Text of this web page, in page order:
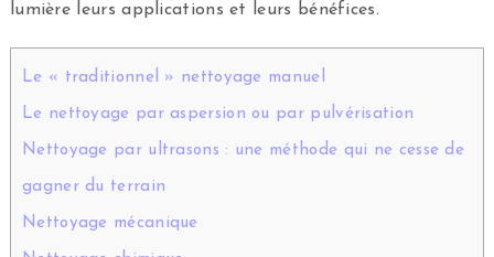
lumière leurs applications et leurs bénéfices.
Le « traditionnel » nettoyage manuel
Le nettoyage par aspersion ou par pulvérisation
Nettoyage par ultrasons : une méthode qui ne cesse de
gagner du terrain
Nettoyage mécanique